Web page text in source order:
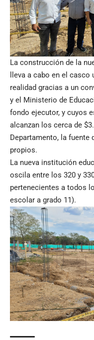
La construcción de la
lleva a cabo en el
realidad gracias a un
y el Ministerio de
fondo ejecutor, y cuyos
alcanzan los cerca de
Departamento, la fuente
propios.
La nueva institución
oscila entre los 320 y
pertenecientes a todos
escolar a grado 11).